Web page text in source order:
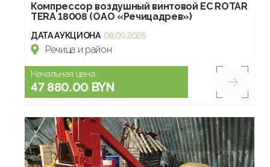
Компрессор воздушный винтовой EC ROTAR
TERA 18008 (ОАО «Речицадрев»)
ДАТА АУКЦИОНА 08.09.2026
Речица и район
Начальная цена:
47 880.00 BYN